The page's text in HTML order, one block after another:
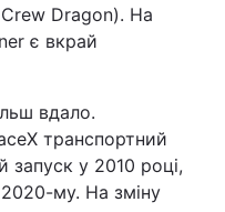
Сrew Dragon). На
є вкрай
вдало.
транспортний
запуск у 2010 році,
2020-му. На зміну